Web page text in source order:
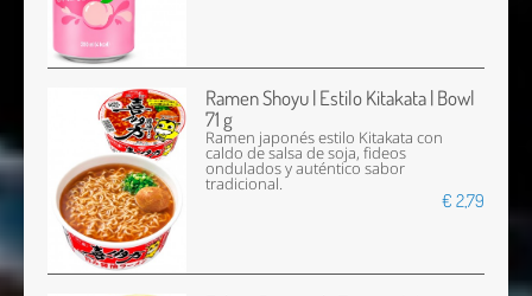
Ramen Shoyu | Estilo Kitakata | Bowl
71 g
Ramen japonés estilo Kitakata con
caldo de salsa de soja, fideos
ondulados y auténtico sabor
tradicional.
€ 2,79